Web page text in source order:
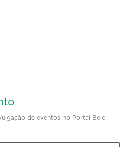
de eventos no Portal Belo